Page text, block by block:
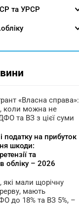
та УРСР
«Власна справа»:
коли можна не
та ВЗ з цієї суми
податку на прибуток
шкоди:
та
обліку – 2026
які мали щорічну
мають
до 18% та ВЗ 5%, –